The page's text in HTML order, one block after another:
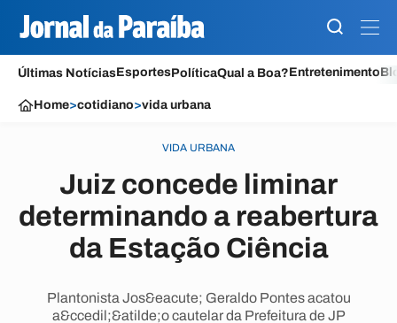
Últimas NotíciasEsportesPolíticaQual a Boa?Entretenimento
Home>cotidiano>vida urbana
VIDA URBANA
Juiz concede liminar
determinando a reabertura
da Estação Ciência
Plantonista Jos&eacute; Geraldo Pontes acatou
a&ccedil;&atilde;o cautelar da Prefeitura de JP